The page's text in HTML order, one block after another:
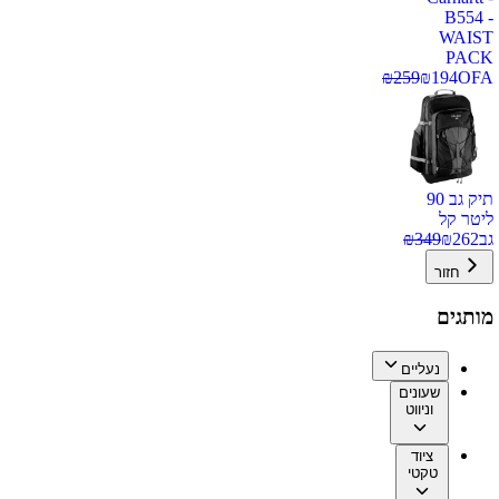
B554 -
WAIST
PACK
OFA
₪194
₪259
תיק גב 90
ליטר קל
גב
₪262
₪349
חזור
מותגים
נעליים
שעונים
וניווט
ציוד
טקטי